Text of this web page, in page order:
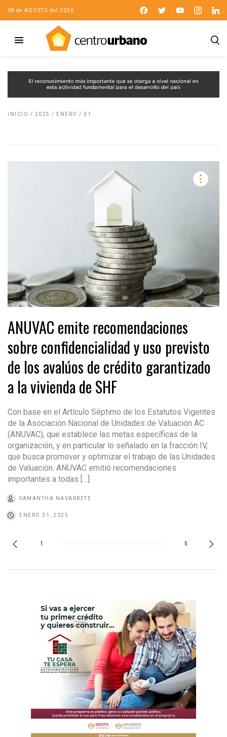
08 de AGOSTO del 2026
INICIO / 2025 / ENERO / 31
ANUVAC emite recomendaciones
sobre confidencialidad y uso previsto
de los avalúos de crédito garantizado
a la vivienda de SHF
Con base en el Artículo Séptimo de los Estatutos Vigentes
de la Asociación Nacional de Unidades de Valuación AC
(ANUVAC), que establece las metas específicas de la
organización, y en particular lo señalado en la fracción IV,
que busca promover y optimizar el trabajo de las Unidades
de Valuación. ANUVAC emitió recomendaciones
importantes a todas […]
SAMANTHA NAVARRETE
ENERO 31, 2025
1 5